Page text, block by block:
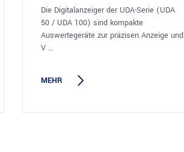
Die Digitalanzeiger der UDA-Serie (UDA
50 / UDA 100) sind kompakte
Auswertegeräte zur präzisen Anzeige und
V ...
MEHR